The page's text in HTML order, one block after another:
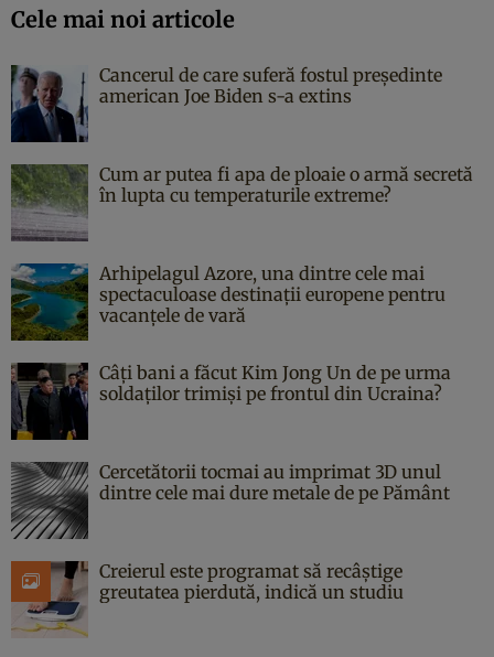
Cele mai noi articole
Cancerul de care suferă fostul președinte
american Joe Biden s-a extins
Cum ar putea fi apa de ploaie o armă secretă
în lupta cu temperaturile extreme?
Arhipelagul Azore, una dintre cele mai
spectaculoase destinații europene pentru
vacanțele de vară
Câți bani a făcut Kim Jong Un de pe urma
soldaților trimiși pe frontul din Ucraina?
Cercetătorii tocmai au imprimat 3D unul
dintre cele mai dure metale de pe Pământ
Creierul este programat să recâștige
greutatea pierdută, indică un studiu